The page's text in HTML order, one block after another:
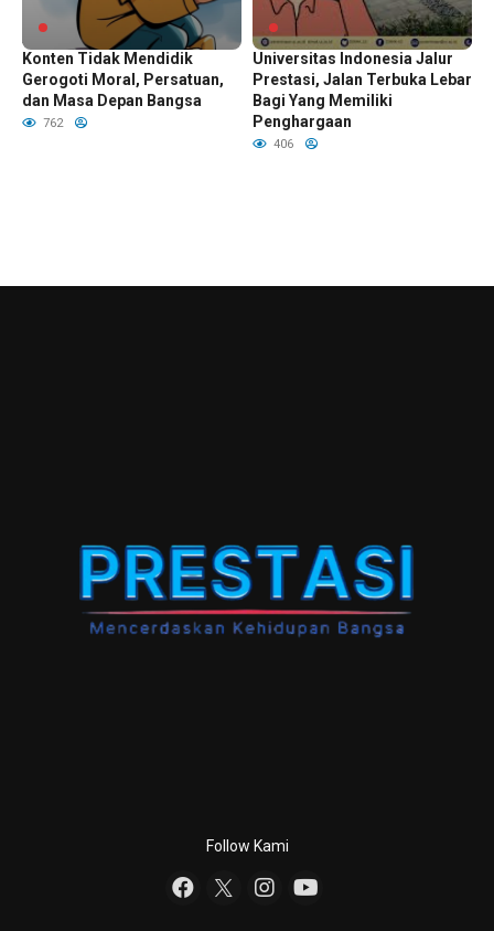
Ancaman di Balik Layar Dari
Konten Tidak Mendidik
Gerogoti Moral, Persatuan,
dan Masa Depan Bangsa
762
Pendaftaran Mahasiswa Baru
Universitas Indonesia Jalur
Prestasi, Jalan Terbuka Lebar
Bagi Yang Memiliki
Penghargaan
406
Follow Kami